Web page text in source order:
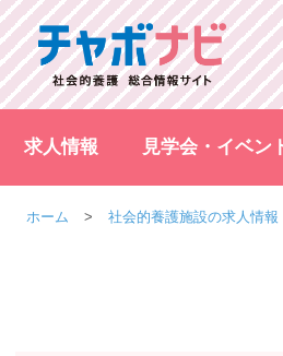
求人情報 見学会・イベン
ホーム 社会的養護施設の求人情報